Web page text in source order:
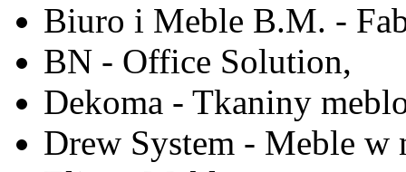
Biuro i Meble B.M. -
BN - Office Solution,
Dekoma - Tkaniny
Drew System - Meble w